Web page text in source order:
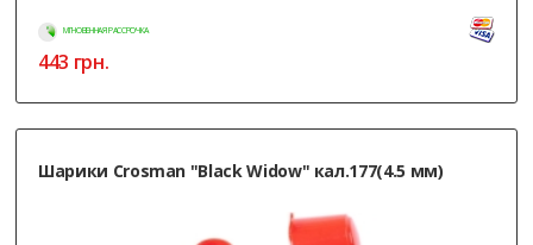
МГНОВЕННАЯ РАССРОЧКА
443 грн.
Шарики Crosman "Black Widow" кал.177(4.5 мм)